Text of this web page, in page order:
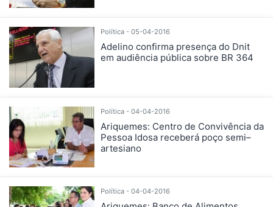
Política - 05-04-2016
Adelino confirma presença do Dnit
em audiência pública sobre BR 364
Política - 04-04-2016
Ariquemes: Centro de Convivência da
Pessoa Idosa receberá poço semi–
artesiano
Política - 04-04-2016